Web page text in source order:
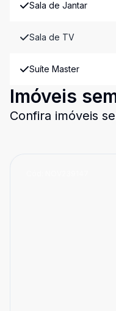
Sala de Jantar
Sala de TV
Suíte Master
Imóveis
Confira imóveis